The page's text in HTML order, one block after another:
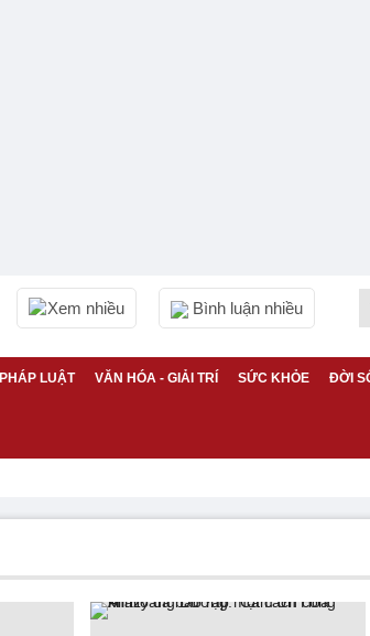
Xem nhiều Bình luận nhiều
PHÁP LUẬT VĂN HÓA - GIẢI TRÍ SỨC KHỎE ĐỜI